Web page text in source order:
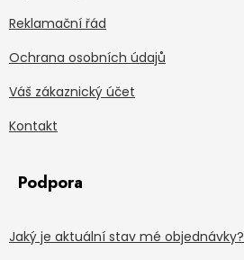
Reklamační řád
Ochrana osobních údajů
Váš zákaznický účet
Kontakt
Podpora
Jaký je aktuální stav mé objednávky?